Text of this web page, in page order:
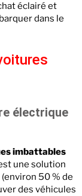
éclairé et
dans le
électrique
imbattables
une solution
50 % de
des véhicules